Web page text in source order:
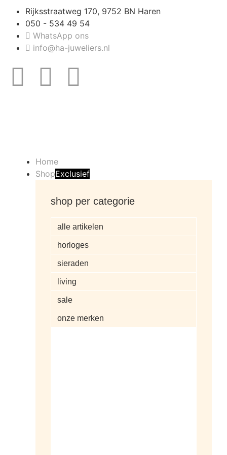
Rijksstraatweg 170, 9752 BN Haren
050 - 534 49 54
WhatsApp ons
info@ha-juweliers.nl
Home
ShopExclusief
shop per categorie
alle artikelen
horloges
sieraden
living
sale
onze merken